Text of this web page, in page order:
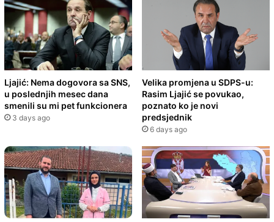
Ljajić: Nema dogovora sa SNS,
u poslednjih mesec dana
smenili su mi pet funkcionera
3 days ago
Velika promjena u SDPS-u:
Rasim Ljajić se povukao,
poznato ko je novi
predsjednik
6 days ago